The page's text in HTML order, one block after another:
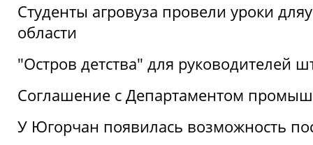
Студенты агровуза провели уроки
области
"Остров детства" для руководителей
Соглашение с Департаментом
У Югорчан появилась возможность